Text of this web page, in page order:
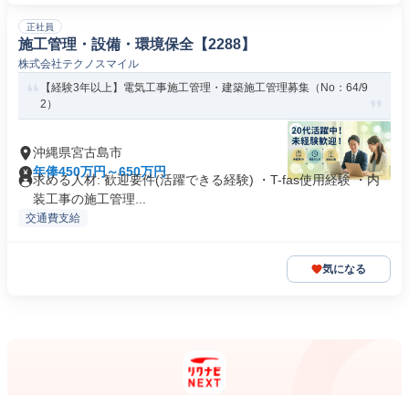
正社員
施工管理・設備・環境保全【2288】
株式会社テクノスマイル
【経験3年以上】電気工事施工管理・建築施工管理募集（No：64/9
2）
沖縄県宮古島市
年俸450万円～650万円
求める人材: 歓迎要件(活躍できる経験) ・T-fas使用経験 ・内
装工事の施工管理...
交通費支給
気になる